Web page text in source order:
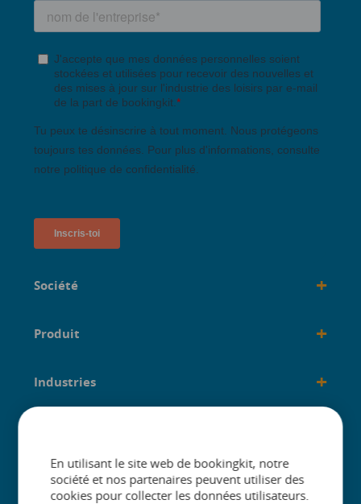
Société +
Produit +
Industries +
En utilisant le site web de bookingkit, notre
société et nos partenaires peuvent utiliser des
cookies pour collecter les données utilisateurs.